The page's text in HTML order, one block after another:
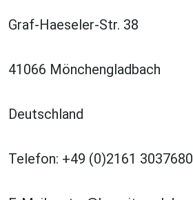
Graf-Haeseler-Str. 38
41066 Mönchengladbach
Deutschland
Telefon: +49 (0)2161 3037680